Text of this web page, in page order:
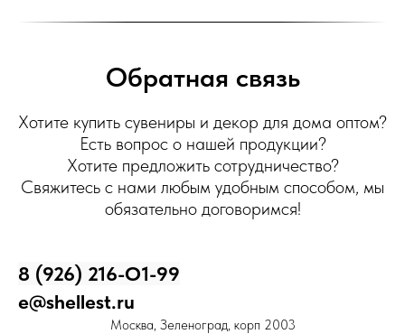
Обратная связь
Хотите купить сувениры и декор для дома оптом?
Есть вопрос о нашей продукции?
Хотите предложить сотрудничество?
Свяжитесь с нами любым удобным способом, мы
обязательно договоримся!
8 (926) 216-О1-99
e@shellest.ru
Москва, Зеленоград, корп 2003